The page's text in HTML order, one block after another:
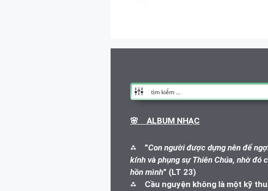
🌸 ALBUM NHẠC
⁂ ”Con người được dựng nên để
kính và phụng sự Thiên Chúa, nhờ đó
hồn mình” (LT 23)
⁂ Cầu nguyện không là một kỹ